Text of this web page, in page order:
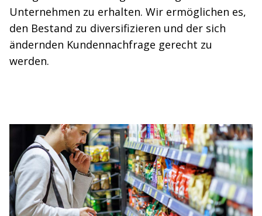
Unternehmen zu erhalten. Wir ermöglichen es,
den Bestand zu diversifizieren und der sich
ändernden Kundennachfrage gerecht zu
werden.